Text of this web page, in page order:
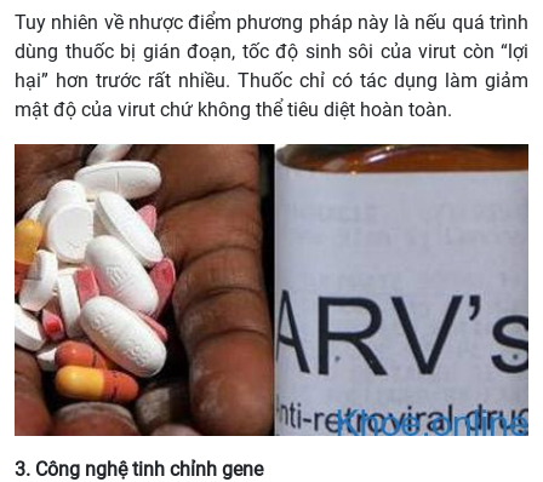
Tuy nhiên về nhược điểm phương pháp này là nếu quá trình
dùng thuốc bị gián đoạn, tốc độ sinh sôi của virut còn “lợi
hại” hơn trước rất nhiều. Thuốc chỉ có tác dụng làm giảm
mật độ của virut chứ không thể tiêu diệt hoàn toàn.
3. Công nghệ tinh chỉnh gene